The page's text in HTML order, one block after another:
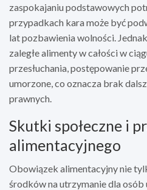
zaspokajaniu podstawowych
przypadkach kara może być
lat pozbawienia wolności.
zaległe alimenty w całości w
przesłuchania, postępowanie
umorzone, co oznacza brak
prawnych.
Skutki społeczne i
alimentacyjnego
Obowiązek alimentacyjny nie
środków na utrzymanie dla osób